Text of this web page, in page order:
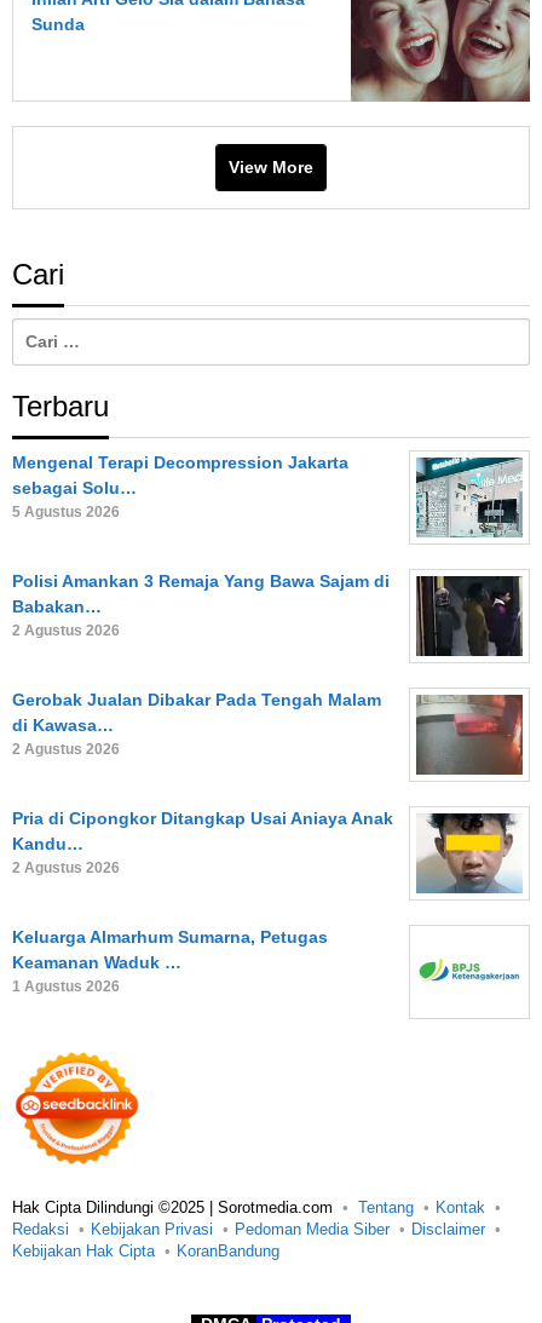
Sunda
View More
Cari
Terbaru
Mengenal Terapi Decompression Jakarta
sebagai Solu…
5 Agustus 2026
Polisi Amankan 3 Remaja Yang Bawa Sajam di
Babakan…
2 Agustus 2026
Gerobak Jualan Dibakar Pada Tengah Malam
di Kawasa…
2 Agustus 2026
Pria di Cipongkor Ditangkap Usai Aniaya Anak
Kandu…
2 Agustus 2026
Keluarga Almarhum Sumarna, Petugas
Keamanan Waduk …
1 Agustus 2026
Hak Cipta Dilindungi ©2025 | Sorotmedia.com Tentang
Kontak
Redaksi
Kebijakan Privasi Pedoman Media Siber
Disclaimer
Kebijakan Hak Cipta
KoranBandung